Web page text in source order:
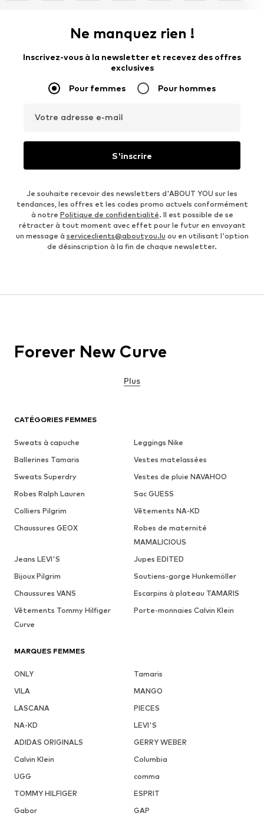
Ne manquez rien !
Inscrivez-vous à la newsletter et recevez des offres
exclusives
Pour femmes Pour hommes
Votre adresse e-mail
S'inscrire
Je souhaite recevoir des newsletters d'ABOUT YOU sur les
tendances, les offres et les codes promo actuels conformément
à notre Politique de confidentialité. Il est possible de se
rétracter à tout moment avec effet pour le futur en envoyant
un message à serviceclients@aboutyou.lu ou en utilisant l'option
de désinscription à la fin de chaque newsletter.
CATÉGORIES FEMMES
Sweats à capuche
Leggings Nike
Ballerines Tamaris
Vestes matelassées
Sweats Superdry
Vestes de pluie NAVAHOO
Robes Ralph Lauren
Sac GUESS
Colliers Pilgrim
Vêtements NA-KD
Chaussures GEOX
Robes de maternité
MAMALICIOUS
Jeans LEVI'S
Jupes EDITED
Bijoux Pilgrim
Soutiens-gorge Hunkemöller
Chaussures VANS
Escarpins à plateau TAMARIS
Vêtements Tommy Hilfiger
Curve
Porte-monnaies Calvin Klein
MARQUES FEMMES
ONLY
Tamaris
VILA
MANGO
LASCANA
PIECES
NA-KD
LEVI'S
ADIDAS ORIGINALS
GERRY WEBER
Calvin Klein
Columbia
UGG
comma
TOMMY HILFIGER
ESPRIT
Gabor
GAP
Forever New Curve
Plus